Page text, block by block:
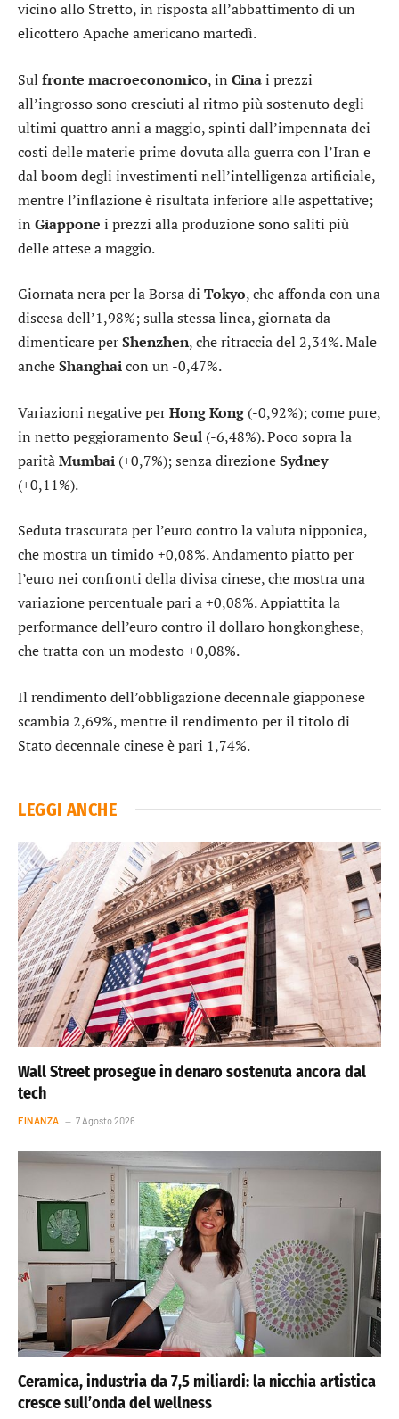
vicino allo Stretto, in risposta all’abbattimento di un
elicottero Apache americano martedì.
Sul fronte macroeconomico, in Cinai prezzi
all’ingrosso sono cresciuti al ritmo più sostenuto degli
ultimi quattro anni a maggio, spinti dall’impennata dei
costi delle materie prime dovuta alla guerra con l’Iran e
dal boom degli investimenti nell’intelligenza artificiale,
mentre l’inflazione è risultata inferiore alle aspettative;
in Giappone i prezzi alla produzione sono saliti più
delle attese a maggio.
Giornata nera per la Borsa di Tokyo, che affonda con una
discesa dell’1,98%; sulla stessa linea, giornata da
dimenticare perShenzhen, che ritraccia del 2,34%. Male
ancheShanghaicon un -0,47%.
Variazioni negative perHong Kong(-0,92%); come pure,
in netto peggioramentoSeul (-6,48%). Poco sopra la
paritàMumbai (+0,7%); senza direzioneSydney
(+0,11%).
Seduta trascurata per l’euro contro la valuta nipponica,
che mostra un timido +0,08%. Andamento piatto per
l’euro nei confronti della divisa cinese, che mostra una
variazione percentuale pari a +0,08%. Appiattita la
performance dell’euro contro il dollaro hongkonghese,
che tratta con un modesto +0,08%.
Il rendimento dell’obbligazione decennale giapponese
scambia 2,69%, mentre il rendimento per il titolo di
Stato decennale cineseè pari 1,74%.
LEGGI ANCHE
Wall Street prosegue in denaro sostenuta ancora dal
tech
FINANZA 7 Agosto 2026
Ceramica, industria da 7,5 miliardi: la nicchia artistica
cresce sull’onda del wellness